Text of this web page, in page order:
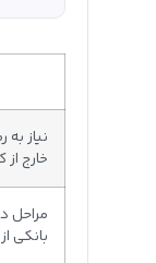
نیاز
خارج
مراحل
بانکی